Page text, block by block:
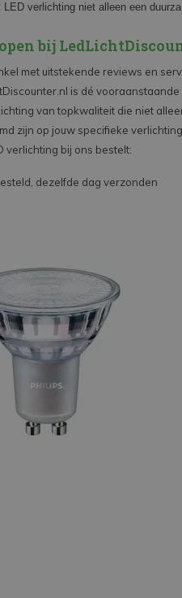
verlichting niet alleen een
bij
met uitstekende reviews en
is dé
van topkwaliteit die niet
zijn op jouw specifieke
verlichting bij ons bestelt:
dezelfde dag verzonden